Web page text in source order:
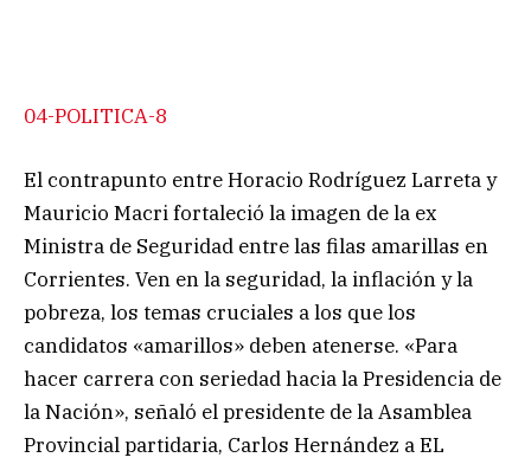
04-POLITICA-8
El contrapunto entre Horacio Rodríguez Larreta y
Mauricio Macri fortaleció la imagen de la ex
Ministra de Seguridad entre las filas amarillas en
Corrientes. Ven en la seguridad, la inflación y la
pobreza, los temas cruciales a los que los
candidatos «amarillos» deben atenerse. «Para
hacer carrera con seriedad hacia la Presidencia de
la Nación», señaló el presidente de la Asamblea
Provincial partidaria, Carlos Hernández a EL